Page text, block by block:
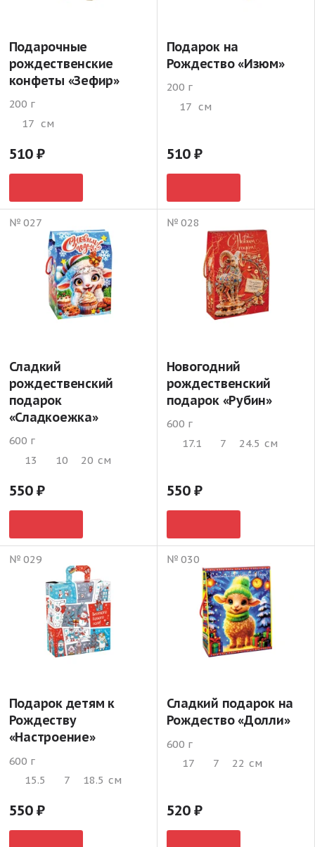
Подарочные
рождественские
конфеты «Зефир»
200 г
17 см
510
Подарок на
Рождество «Изюм»
200 г
17 см
510
№ 027
Сладкий
рождественский
подарок
«Сладкоежка»
600 г
13
10 20 см
550
№ 028
Новогодний
рождественский
подарок «Рубин»
600 г
17.1
7 24.5 см
550
№ 029
Подарок детям к
Рождеству
«Настроение»
600 г
15.5
7 18.5 см
550
№ 030
Сладкий подарок на
Рождество «Долли»
600 г
17
7 22 см
520